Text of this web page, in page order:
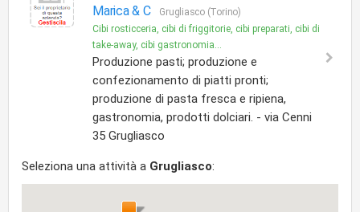
Marica & C
Grugliasco (Torino)
Cibi rosticceria, cibi di friggitorie, cibi preparati, cibi di
take-away, cibi gastronomia...
Produzione pasti; produzione e
confezionamento di piatti pronti;
produzione di pasta fresca e ripiena,
gastronomia, prodotti dolciari. - via Cenni
35 Grugliasco
Seleziona una attività a Grugliasco: